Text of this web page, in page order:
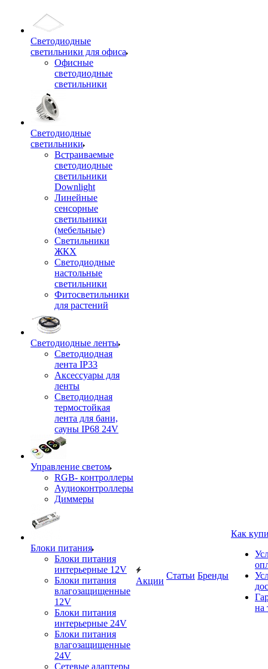
Светодиодные
светильники для офиса
Офисные
светодиодные
светильники
Светодиодные
светильники
Встраиваемые
светодиодные
светильники
Downlight
Линейные
сенсорные
светильники
(мебельные)
Светильники
ЖКХ
Светодиодные
настольные
светильники
Фитосветильники
для растений
Светодиодные ленты
Светодиодная
лента IP33
Аксессуары для
ленты
Светодиодная
термостойкая
лента для бани,
сауны IP68 24V
Управление светом
RGB- контроллеры
Аудиоконтроллеры
Диммеры
Блоки питания
Блоки питания
интерьерные 12V
Блоки питания
влагозащищенные
12V
Блоки питания
интерьерные 24V
Блоки питания
влагозащищенные
24V
Сетевые адаптеры
Акции
Статьи Бренды
Как
на